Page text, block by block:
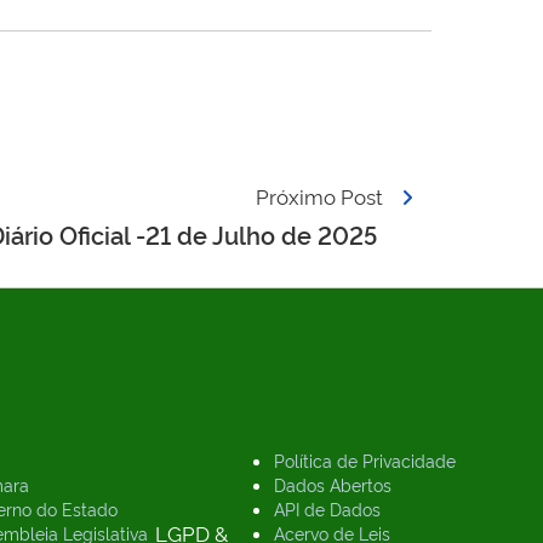
Próximo Post
Oficial -21 de Julho de 2025
do Estado
Legislativa LGPD &
Política de Privacidade
Dados Abertos
API de Dados
Acervo de Leis